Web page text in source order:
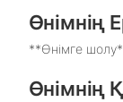
Өнімнің
**Өнімге
Өнімнің